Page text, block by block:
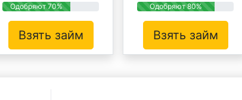
Одобряют 70%
Взять займ
Одобряют 80%
Взять займ